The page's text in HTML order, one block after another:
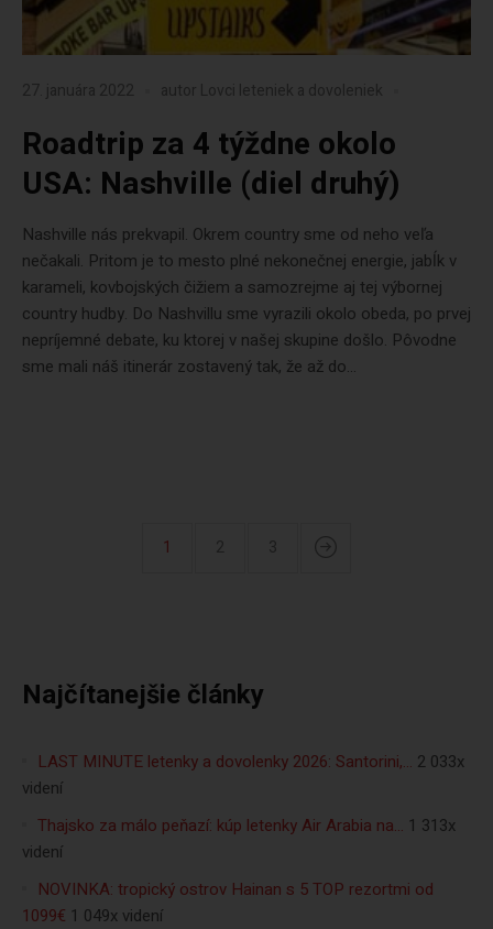
27. januára 2022 autor Lovci leteniek a dovoleniek
Roadtrip za 4 týždne okolo
USA: Nashville (diel druhý)
Nashville nás prekvapil. Okrem country sme od neho veľa
nečakali. Pritom je to mesto plné nekonečnej energie, jabĺk v
karameli, kovbojských čižiem a samozrejme aj tej výbornej
country hudby. Do Nashvillu sme vyrazili okolo obeda, po prvej
nepríjemné debate, ku ktorej v našej skupine došlo. Pôvodne
sme mali náš itinerár zostavený tak, že až do...
1 2 3
Najčítanejšie články
LAST MINUTE letenky a dovolenky 2026: Santorini,… 2 033x
videní
Thajsko za málo peňazí: kúp letenky Air Arabia na… 1 313x
videní
NOVINKA: tropický ostrov Hainan s 5 TOP rezortmi od
1099€ 1 049x videní